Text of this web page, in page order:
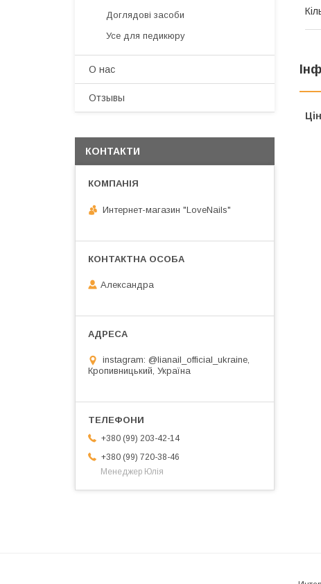
Доглядові засоби
Усе для педикюру
О нас
Отзывы
КОНТАКТИ
Интернет-магазин "LoveNails"
Александра
instagram: @lianail_official_ukraine,
Кропивницький, Україна
+380 (99) 203-42-14
+380 (99) 720-38-46
Менеджер Юлія